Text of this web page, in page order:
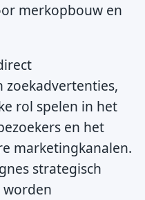
merkopbouw en
zoekadvertenties,
rol spelen in het
en het
marketingkanalen.
strategisch